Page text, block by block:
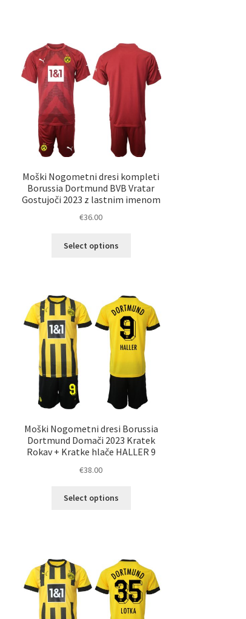
Moški Nogometni dresi kompleti
Borussia Dortmund BVB Vratar
Gostujoči 2023 z lastnim imenom
€36.00
Select options
Možnosti
lahko
izberete
na
strani
izdelka
Moški Nogometni dresi Borussia
Dortmund Domači 2023 Kratek
Rokav + Kratke hlače HALLER 9
€38.00
Select options
Možnosti
lahko
izberete
na
strani